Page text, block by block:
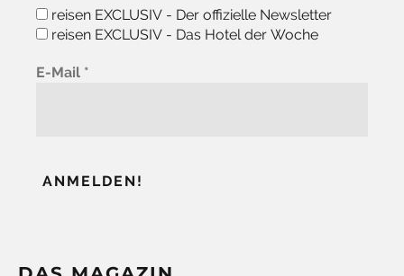
reisen EXCLUSIV - Der offizielle Newsletter
reisen EXCLUSIV - Das Hotel der Woche
E-Mail *